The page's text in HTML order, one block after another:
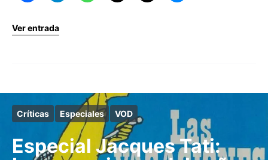
Ver entrada
Críticas Especiales VOD
Especial Jacques Tati: